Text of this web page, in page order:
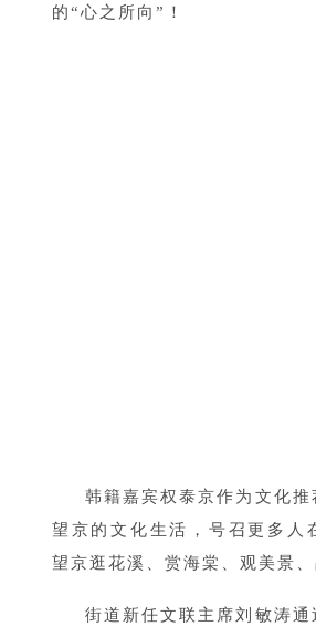
的“心之所向”！
韩籍嘉宾权泰京作为文化推
望京的文化生活，号召更多人
望京逛花溪、赏海棠、观美景、
街道新任文联主席刘敏涛通